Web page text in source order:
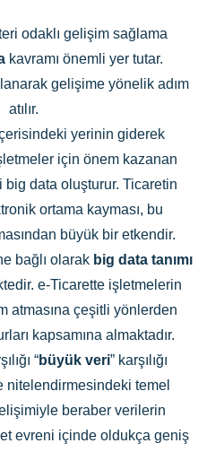
odaklı gelişim sağlama
kavramı önemli yer tutar.
gelişime yönelik adım
atılır.
yerinin giderek
için önem kazanan
data oluşturur. Ticaretin
ortama kayması, bu
büyük bir etkendir.
bağlı olarak big data tanımı
e-Ticarette işletmelerin
atmasına çeşitli yönlerden
kapsamına almaktadır.
“büyük veri” karşılığı
nitelendirmesindeki temel
beraber verilerin
evreni içinde oldukça geniş